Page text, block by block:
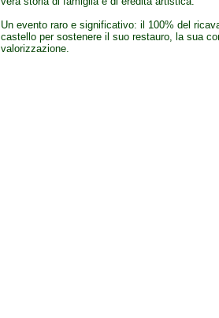
Un evento raro e significativo: il 100% del
castello per sostenere il suo restauro, la sua
valorizzazione.